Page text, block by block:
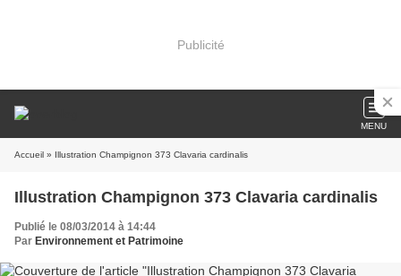
Publicité
MENU
Accueil » Illustration Champignon 373 Clavaria cardinalis
Illustration Champignon 373 Clavaria cardinalis
Publié le 08/03/2014 à 14:44
Par Environnement et Patrimoine